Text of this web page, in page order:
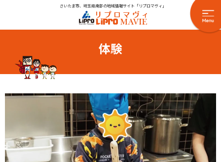
さいたま市、埼玉県南部の地域情報サイト「リプロマヴィ」
体験